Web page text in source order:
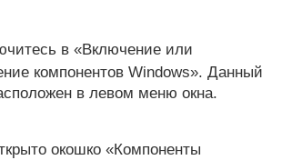
в «Включение или
компонентов Windows». Данный
в левом меню окна.
окошко «Компоненты